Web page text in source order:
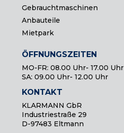
Gebrauchtmaschinen
Anbauteile
Mietpark
ÖFFNUNGSZEITEN
MO-FR: 08.00 Uhr- 17.00 Uhr
SA: 09.00 Uhr- 12.00 Uhr
KONTAKT
KLARMANN GbR
Industriestraße 29
D-97483 Eltmann